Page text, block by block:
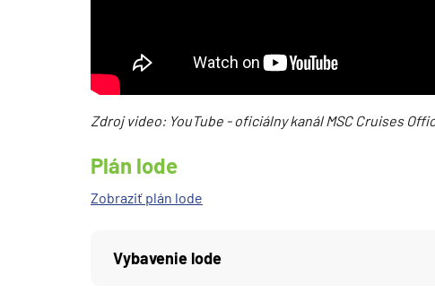
Arabský polostrov
Červené more
Emiráty a Perzský záliv
Japonsko
Zdroj video: YouTube - oficiálny kanál MSC Cruises
Plán lode
Zobraziť plán lode
Vybavenie lode